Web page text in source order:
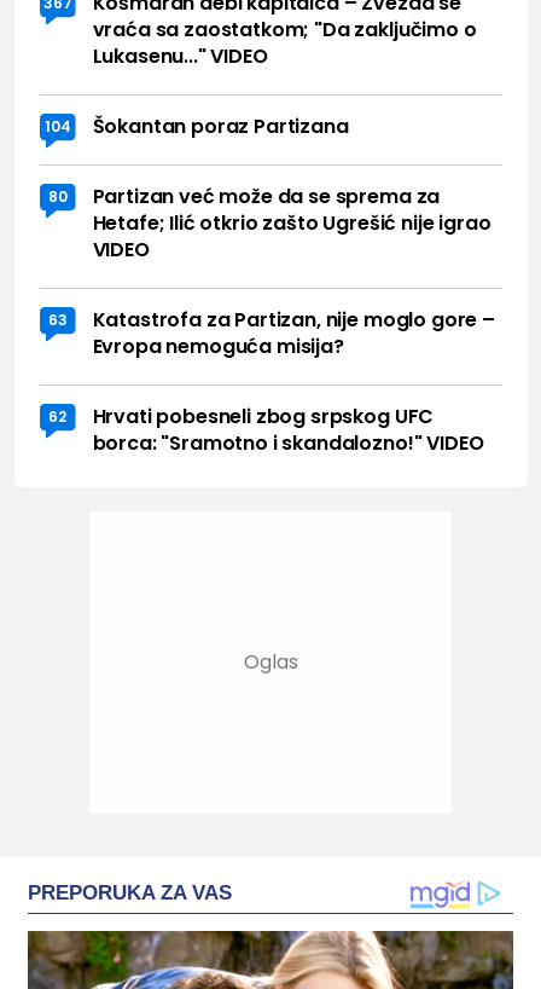
vraća sa zaostatkom; "Da zaključimo o
Lukasenu..." VIDEO
104 Šokantan poraz Partizana
80
Partizan već može da se sprema za
Hetafe; Ilić otkrio zašto Ugrešić nije igrao
VIDEO
63
Katastrofa za Partizan, nije moglo gore –
Evropa nemoguća misija?
62
Hrvati pobesneli zbog srpskog UFC
borca: "Sramotno i skandalozno!" VIDEO
PREPORUKA ZA VAS